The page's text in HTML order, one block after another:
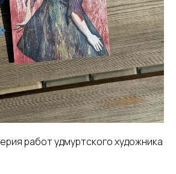
работ удмуртского художника